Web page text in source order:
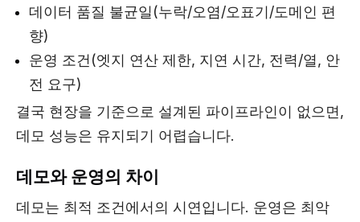
데이터 품질 불균일(누락/오염/오표기/도메인 편
향)
운영 조건(엣지 연산 제한, 지연 시간, 전력/열, 안
전 요구)
결국 현장을 기준으로 설계된 파이프라인이 없으면,
데모 성능은 유지되기 어렵습니다.
데모와 운영의 차이
데모는 최적 조건에서의 시연입니다. 운영은 최악